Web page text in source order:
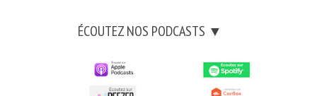
ÉCOUTEZ NOS PODCASTS ▼